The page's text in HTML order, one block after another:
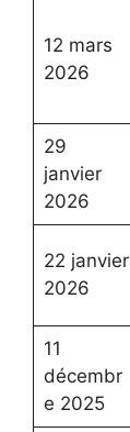
12 mars
2026
29
janvier
2026
22 janvier
2026
11
décembr
e 2025